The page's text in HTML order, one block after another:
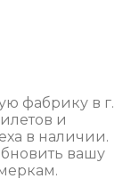
фабрику в г.
и
в наличии.
вашу